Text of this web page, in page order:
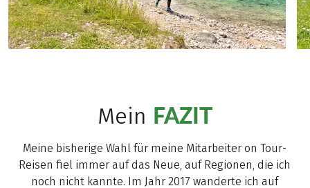
Mein FAZIT
Meine bisherige Wahl für meine Mitarbeiter on Tour-
Reisen fiel immer auf das Neue, auf Regionen, die ich
noch nicht kannte. Im Jahr 2017 wanderte ich auf